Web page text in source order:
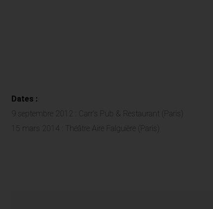
Dates :
9 septembre 2012 : Carr’s Pub & Restaurant (Paris)
15 mars 2014 : Théâtre Aire Falguière (Paris)